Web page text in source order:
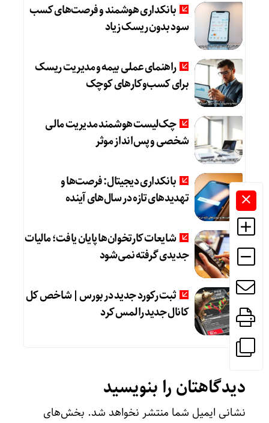
بانکداری هوشمند و فرصت‌های کسب
سود بدون ریسک زیاد
راهنمای عملی بیمه و مدیریت ریسک
برای کسب‌وکارهای کوچک
چک‌لیست هوشمند مدیریت مالی
شخصی و پس‌انداز موثر
بانکداری دیجیتال: فرصت‌ها و
تهدیدهای تازه در سال‌های آینده
شایعات کارتخوان‌ها پایان یافت؛ مالیات
جدیدی گرفته نمی‌شود
ثبت رکورد جدید در بورس | شاخص کل
کانال جدید را لمس کرد
دیدگاهتان را بنویسید
نشانی ایمیل شما منتشر نخواهد شد. بخش‌های